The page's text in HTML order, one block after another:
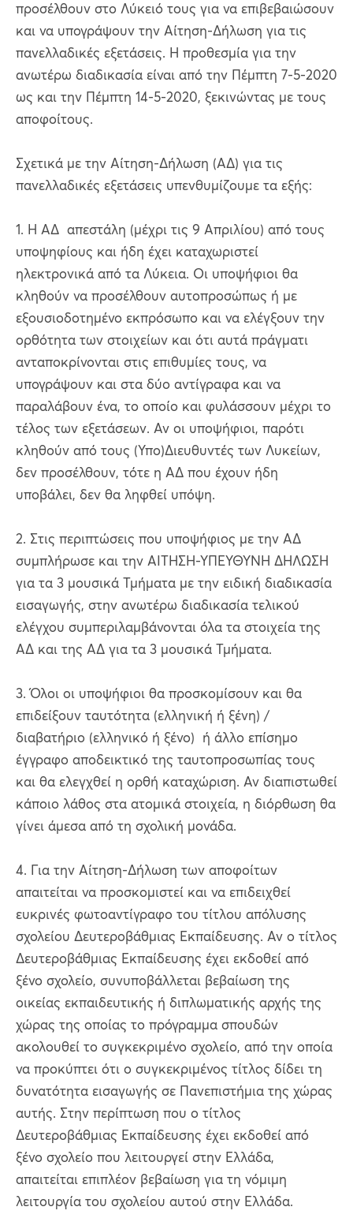
προσέλθουν στο Λύκειό τους για να επιβεβαιώσουν
και να υπογράψουν την Αίτηση-Δήλωση για τις
πανελλαδικές εξετάσεις. Η προθεσμία για την
ανωτέρω διαδικασία είναι από την Πέμπτη 7-5-2020
ως και την Πέμπτη 14-5-2020, ξεκινώντας με τους
αποφοίτους.
Σχετικά με την Αίτηση-Δήλωση (ΑΔ) για τις
πανελλαδικές εξετάσεις υπενθυμίζουμε τα εξής:
1. Η ΑΔ απεστάλη (μέχρι τις 9 Απριλίου) από τους
υποψηφίους και ήδη έχει καταχωριστεί
ηλεκτρονικά από τα Λύκεια. Οι υποψήφιοι θα
κληθούν να προσέλθουν αυτοπροσώπως ή με
εξουσιοδοτημένο εκπρόσωπο και να ελέγξουν την
ορθότητα των στοιχείων και ότι αυτά πράγματι
ανταποκρίνονται στις επιθυμίες τους, να
υπογράψουν και στα δύο αντίγραφα και να
παραλάβουν ένα, το οποίο και φυλάσσουν μέχρι το
τέλος των εξετάσεων. Αν οι υποψήφιοι, παρότι
κληθούν από τους (Υπο)Διευθυντές των Λυκείων,
δεν προσέλθουν, τότε η ΑΔ που έχουν ήδη
υποβάλει, δεν θα ληφθεί υπόψη.
2. Στις περιπτώσεις που υποψήφιος με την ΑΔ
συμπλήρωσε και την ΑΙΤΗΣΗ-ΥΠΕΥΘΥΝΗ ΔΗΛΩΣΗ
για τα 3 μουσικά Τμήματα με την ειδική διαδικασία
εισαγωγής, στην ανωτέρω διαδικασία τελικού
ελέγχου συμπεριλαμβάνονται όλα τα στοιχεία της
ΑΔ και της ΑΔ για τα 3 μουσικά Τμήματα.
3. Όλοι οι υποψήφιοι θα προσκομίσουν και θα
επιδείξουν ταυτότητα (ελληνική ή ξένη) /
διαβατήριο (ελληνικό ή ξένο) ή άλλο επίσημο
έγγραφο αποδεικτικό της ταυτοπροσωπίας τους
και θα ελεγχθεί η ορθή καταχώριση. Αν διαπιστωθεί
κάποιο λάθος στα ατομικά στοιχεία, η διόρθωση θα
γίνει άμεσα από τη σχολική μονάδα.
4. Για την Αίτηση-Δήλωση των αποφοίτων
απαιτείται να προσκομιστεί και να επιδειχθεί
ευκρινές φωτοαντίγραφο του τίτλου απόλυσης
σχολείου Δευτεροβάθμιας Εκπαίδευσης. Αν ο τίτλος
Δευτεροβάθμιας Εκπαίδευσης έχει εκδοθεί από
ξένο σχολείο, συνυποβάλλεται βεβαίωση της
οικείας εκπαιδευτικής ή διπλωματικής αρχής της
χώρας της οποίας το πρόγραμμα σπουδών
ακολουθεί το συγκεκριμένο σχολείο, από την οποία
να προκύπτει ότι ο συγκεκριμένος τίτλος δίδει τη
δυνατότητα εισαγωγής σε Πανεπιστήμια της χώρας
αυτής. Στην περίπτωση που ο τίτλος
Δευτεροβάθμιας Εκπαίδευσης έχει εκδοθεί από
ξένο σχολείο που λειτουργεί στην Ελλάδα,
απαιτείται επιπλέον βεβαίωση για τη νόμιμη
λειτουργία του σχολείου αυτού στην Ελλάδα.